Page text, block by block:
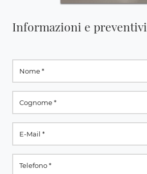
Informazioni e preventivi